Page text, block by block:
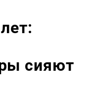
сияют